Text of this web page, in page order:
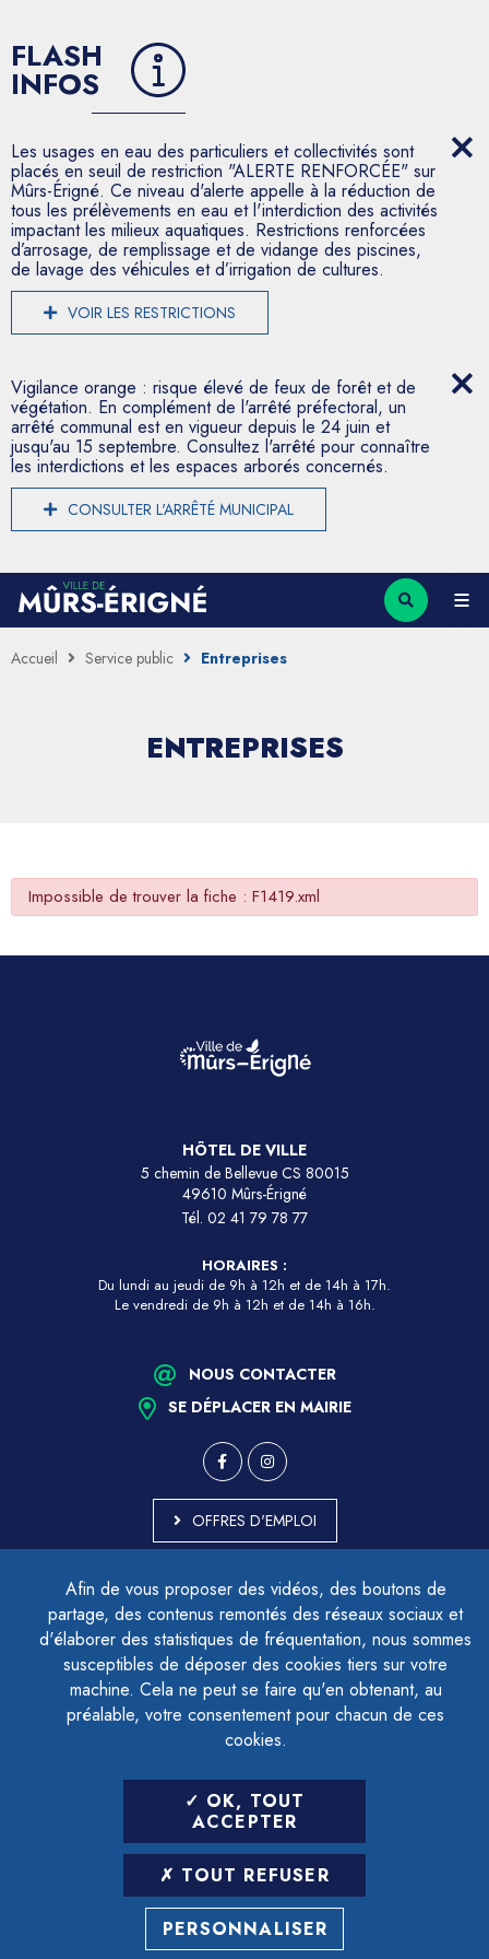
Afin de vous proposer des vidéos, des boutons de
partage, des contenus remontés des réseaux sociaux et
d'élaborer des statistiques de fréquentation, nous sommes
susceptibles de déposer des cookies tiers sur votre
machine. Cela ne peut se faire qu'en obtenant, au
préalable, votre consentement pour chacun de ces
cookies.
OK, TOUT
ACCEPTER
TOUT REFUSER
PERSONNALISER
FLASH
INFOS
Les usages en eau des particuliers et collectivités sont
placés en seuil de restriction "ALERTE RENFORCÉE" sur
Mûrs-Érigné. Ce niveau d'alerte appelle à la réduction de
tous les prélèvements en eau et l'interdiction des activités
impactant les milieux aquatiques. Restrictions renforcées
d’arrosage, de remplissage et de vidange des piscines,
de lavage des véhicules et d’irrigation de cultures.
VOIR LES RESTRICTIONS
Vigilance orange : risque élevé de feux de forêt et de
végétation. En complément de l'arrêté préfectoral, un
arrêté communal est en vigueur depuis le 24 juin et
jusqu'au 15 septembre. Consultez l'arrêté pour connaître
les interdictions et les espaces arborés concernés.
CONSULTER L'ARRÊTÉ MUNICIPAL
Accueil Service public Entreprises
ENTREPRISES
Impossible de trouver la fiche : F1419.xml
HÔTEL DE VILLE
5 chemin de Bellevue CS 80015
49610 Mûrs-Érigné
Tél. 02 41 79 78 77
HORAIRES :
Du lundi au jeudi de 9h à 12h et de 14h à 17h.
Le vendredi de 9h à 12h et de 14h à 16h.
NOUS CONTACTER
SE DÉPLACER EN MAIRIE
OFFRES D'EMPLOI
ACCESSIBILITÉ - PARTIELLEMENT CONFORME
PLAN DU SITE
MENTIONS LÉGALES
CONTACTER LE DÉLÉGUÉ À LA PROTECTION DES DONNÉES
GESTION DES COOKIES
LETTRE D'INFORMATION
SAISIR VOTRE ADRESSE E-MAIL
POUR VOUS INSCRIRE :
ARCHIVES DÉSINSCRIPTION